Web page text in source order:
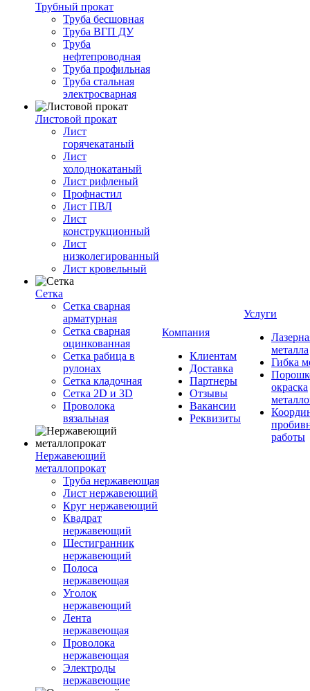
Трубный прокат
Труба бесшовная
Труба ВГП ДУ
Труба
нефтепроводная
Труба профильная
Труба стальная
электросварная
Листовой прокат
Лист
горячекатаный
Лист
холоднокатаный
Лист рифленый
Профнастил
Лист ПВЛ
Лист
конструкционный
Лист
низколегированный
Лист кровельный
Сетка
Сетка сварная
арматурная
Сетка сварная
оцинкованная
Сетка рабица в
рулонах
Сетка кладочная
Сетка 2D и 3D
Проволока
вязальная
Нержавеющий
металлопрокат
Труба нержавеющая
Лист нержавеющий
Круг нержавеющий
Квадрат
нержавеющий
Шестигранник
нержавеющий
Полоса
нержавеющая
Уголок
нержавеющий
Лента
нержавеющая
Проволока
нержавеющая
Электроды
нержавеющие
Компания
Клиентам
Доставка
Партнеры
Отзывы
Вакансии
Реквизиты
Услуги
металла
Гибка
окраска
работы